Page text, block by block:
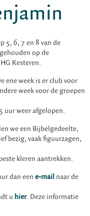
5, 6, 7 en 8 van de
op de
Kesteren.
ene week is er club voor
week voor de groepen
uur weer afgelopen.
we een Bijbelgedeelte,
bezig, vaak figuurzagen,
kleren aantrekken.
dan een e-mail naar de
u hier. Deze informatie